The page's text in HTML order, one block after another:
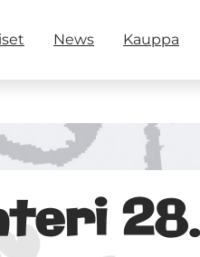
News Kauppa